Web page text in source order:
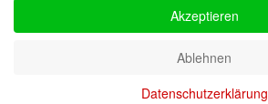
font licensed underSIL OFL 1.1
Akzeptieren
Ablehnen
Datenschutzerklärung